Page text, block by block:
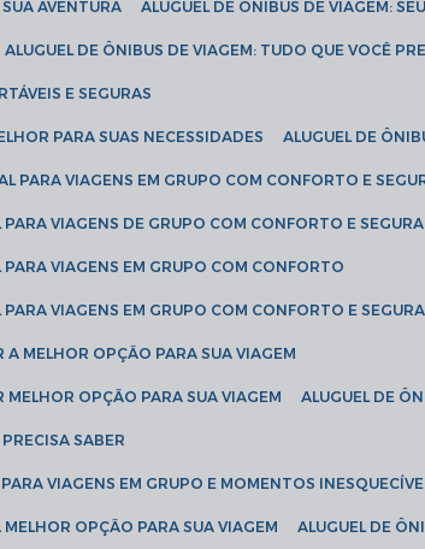
AVENTURA ALUGUEL DE ÔNIBUS DE VIAGEM:
ALUGUEL DE ÔNIBUS DE VIAGEM: TUDO QUE VOCÊ
E SEGURAS
PARA SUAS NECESSIDADES ALUGUEL DE
PARA VIAGENS EM GRUPO COM CONFORTO E
PARA VIAGENS DE GRUPO COM CONFORTO E
PARA VIAGENS EM GRUPO COM CONFORTO
PARA VIAGENS EM GRUPO COM CONFORTO E
A MELHOR OPÇÃO PARA SUA VIAGEM
MELHOR OPÇÃO PARA SUA VIAGEM ALUGUEL DE
SABER
VIAGENS EM GRUPO E MOMENTOS
MELHOR OPÇÃO PARA SUA VIAGEM ALUGUEL DE